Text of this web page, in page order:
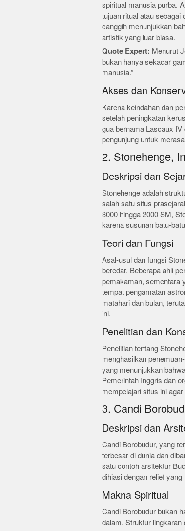
spiritual manusia purba.
tujuan ritual atau sebagai
canggih menunjukkan
artistik yang luar biasa.
Quote Expert: Menurut
bukan hanya sekadar
manusia.”
Akses dan
Karena keindahan dan
setelah peningkatan
gua bernama Lascaux
pengunjung untuk
2. Stonehenge,
Deskripsi dan
Stonehenge adalah
salah satu situs
3000 hingga 2000 SM,
karena susunan batu-
Teori dan Fungsi
Asal-usul dan fungsi
beredar. Beberapa ahli
pemakaman, sementara
tempat pengamatan
matahari dan bulan,
ini.
Penelitian dan
Penelitian tentang
menghasilkan
yang menunjukkan
Pemerintah Inggris dan
mempelajari situs ini
3. Candi
Deskripsi dan
Candi Borobudur, yang
terbesar di dunia dan
satu contoh arsitektur
dihiasi dengan relief
Makna Spiritual
Candi Borobudur bukan
dalam. Struktur lingkaran